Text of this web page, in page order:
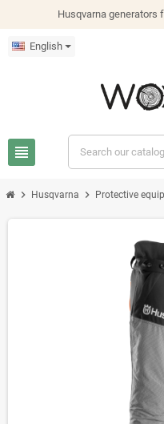
Husqvarna generators
English
view_headline
chevron_right Husqvarna chevron_right Protective